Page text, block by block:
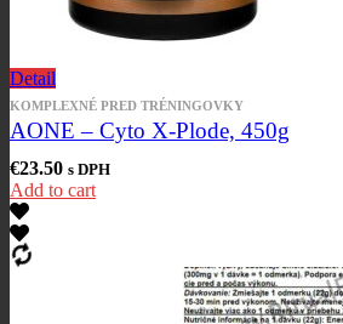
Detail
KOMPLEXNÉ PRED TRÉNINGOVKY
AONE – Cyto X-Plode, 450g
€23.50 s DPH
Add to cart